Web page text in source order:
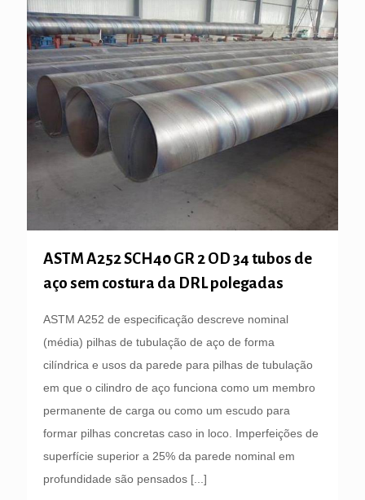
ASTM A252 SCH40 GR 2 OD 34 tubos de
aço sem costura da DRL polegadas
ASTM A252 de especificação descreve nominal
(média) pilhas de tubulação de aço de forma
cilíndrica e usos da parede para pilhas de tubulação
em que o cilindro de aço funciona como um membro
permanente de carga ou como um escudo para
formar pilhas concretas caso in loco. Imperfeições de
superfície superior a 25% da parede nominal em
profundidade são pensados [...]